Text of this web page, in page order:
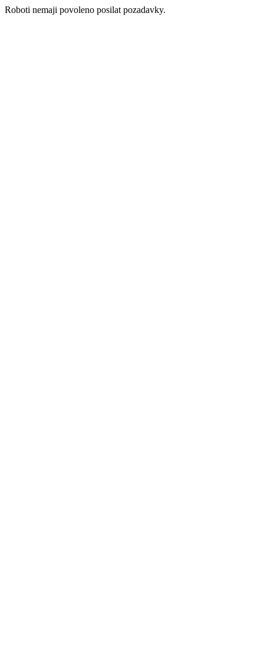
Roboti nemaji povoleno posilat pozadavky.